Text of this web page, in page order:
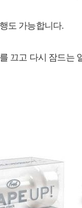
도 가능합니다.
끄고 다시 잠드는